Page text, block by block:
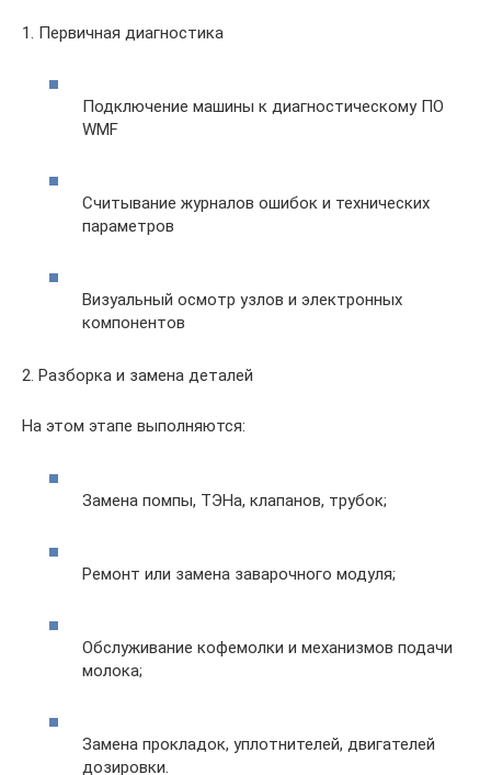
1. Первичная диагностика
Подключение машины к диагностическому ПО
WMF
Считывание журналов ошибок и технических
параметров
Визуальный осмотр узлов и электронных
компонентов
2. Разборка и замена деталей
На этом этапе выполняются:
Замена помпы, ТЭНа, клапанов, трубок;
Ремонт или замена заварочного модуля;
Обслуживание кофемолки и механизмов подачи
молока;
Замена прокладок, уплотнителей, двигателей
дозировки.